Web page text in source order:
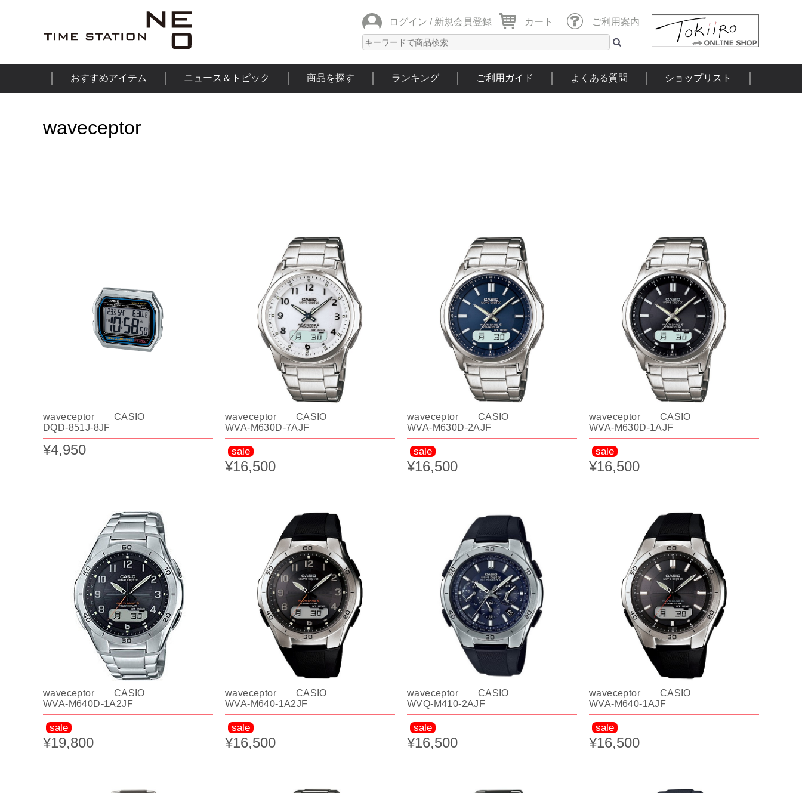
ログイン / 新規会員登録 カート ご利用案内
おすすめアイテム ニュース＆トピック 商品を探す ランキング ご利用ガイド よくある質問 ショップリスト
waveceptor
waveceptor CASIO
DQD-851J-8JF
¥4,950
waveceptor CASIO
WVA-M630D-7AJF
sale
¥16,500
waveceptor CASIO
WVA-M630D-2AJF
sale
¥16,500
waveceptor CASIO
WVA-M630D-1AJF
sale
¥16,500
waveceptor CASIO
WVA-M640D-1A2JF
sale
¥19,800
waveceptor CASIO
WVA-M640-1A2JF
sale
¥16,500
waveceptor CASIO
WVQ-M410-2AJF
sale
¥16,500
waveceptor CASIO
WVA-M640-1AJF
sale
¥16,500